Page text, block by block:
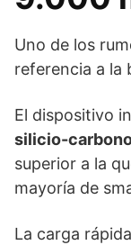
Uno de los
referencia a la
El dispositivo
silicio-
superior a la
mayoría de
La carga